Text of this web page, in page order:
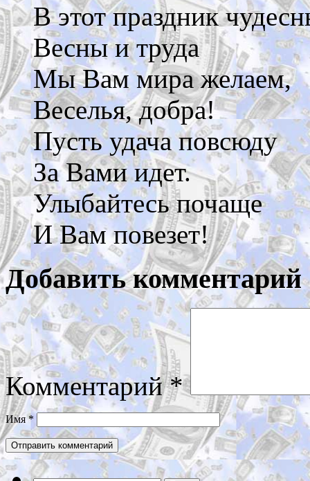
В этот праздник
Весны и труда
Мы Вам мира желаем,
Веселья, добра!
Пусть удача повсюду
За Вами идет.
Улыбайтесь почаще
И Вам повезет!
Добавить комментарий
Комментарий*
Имя*